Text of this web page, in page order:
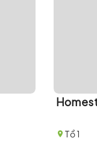
Tổ 1